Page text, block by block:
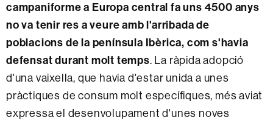
campaniforme a Europa central fa uns 4500 anys
no va tenir res a veure amb l'arribada de
poblacions de la península Ibèrica, com s'havia
defensat durant molt temps. La ràpida adopció
d'una vaixella, que havia d'estar unida a unes
pràctiques de consum molt específiques, més aviat
expressa el desenvolupament d'unes noves